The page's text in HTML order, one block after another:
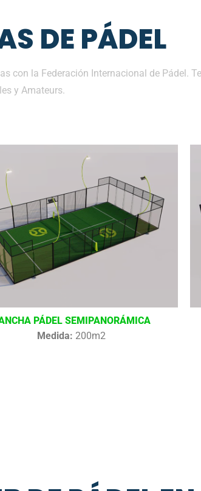
DE PÁDEL
con la Federación Internacional de Pádel. Te
y Amateurs.
PÁDEL SEMIPANORÁMICA
Medida: 200m2